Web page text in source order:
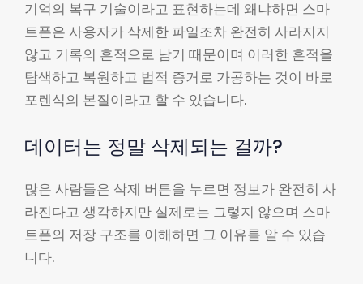
기억의 복구 기술이라고 표현하는데 왜냐하면 스마
트폰은 사용자가 삭제한 파일조차 완전히 사라지지
않고 기록의 흔적으로 남기 때문이며 이러한 흔적을
탐색하고 복원하고 법적 증거로 가공하는 것이 바로
포렌식의 본질이라고 할 수 있습니다.
데이터는 정말 삭제되는 걸까?
많은 사람들은 삭제 버튼을 누르면 정보가 완전히 사
라진다고 생각하지만 실제로는 그렇지 않으며 스마
트폰의 저장 구조를 이해하면 그 이유를 알 수 있습
니다.